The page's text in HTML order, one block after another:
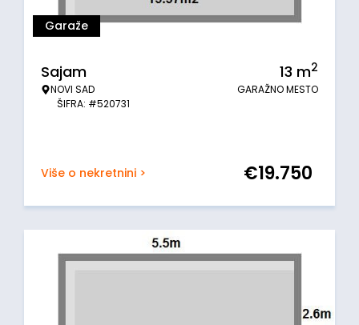
Garaže
Sajam
NOVI SAD
ŠIFRA: #520731
13 m2
GARAŽNO MESTO
Više o nekretnini > €19.750